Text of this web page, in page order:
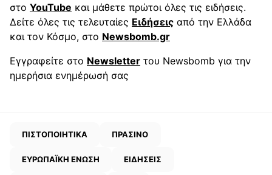
στο YouTube και μάθετε πρώτοι όλες τις ειδήσεις.
Δείτε όλες τις τελευταίες Ειδήσεις από την Ελλάδα
και τον Κόσμο, στο Newsbomb.gr
Εγγραφείτε στο Newsletter του Newsbomb για την
ημερήσια ενημέρωσή σας
ΠΙΣΤΟΠΟΙΗΤΙΚΑ ΠΡΑΣΙΝΟ
ΕΥΡΩΠΑΪΚΗ ΕΝΩΣΗ ΕΙΔΗΣΕΙΣ